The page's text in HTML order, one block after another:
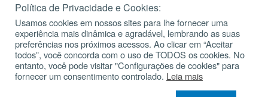
Fundação João Paulo II
Pedido de Oração
Mapa do site
Política de Privacidade e Cookies:
Usamos cookies em nossos sites para lhe fornecer uma
experiência mais dinâmica e agradável, lembrando as suas
preferências nos próximos acessos. Ao clicar em “Aceitar
todos”, você concorda com o uso de TODOS os cookies. No
entanto, você pode visitar "Configurações de cookies" para
fornecer um consentimento controlado. Leia mais